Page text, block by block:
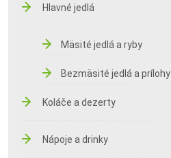
Hlavné jedlá
Mäsité jedlá a ryby
Bezmäsité jedlá a prílohy
Koláče a dezerty
Nápoje a drinky